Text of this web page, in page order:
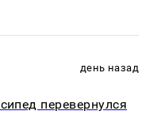
день назад
перевернулся